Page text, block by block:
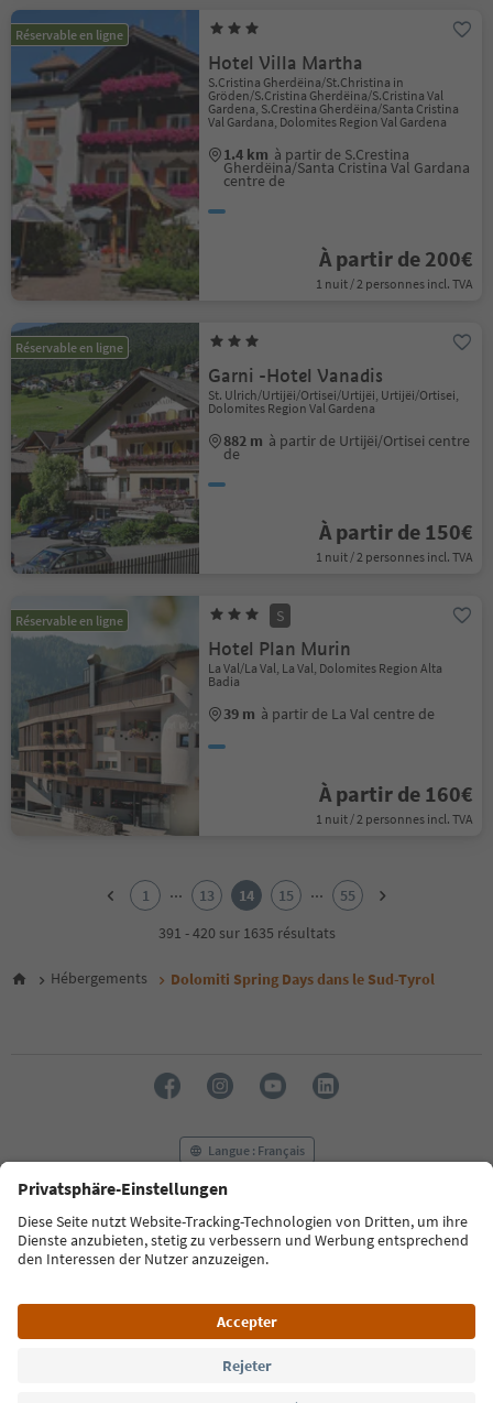
Réservable en ligne
Hotel Villa Martha
S.Cristina Gherdëina/St.Christina in
Gröden/S.Cristina Gherdëina/S.Cristina Val
Gardena, S.Crestina Gherdëina/Santa Cristina
Val Gardana, Dolomites Region Val Gardena
1.4 km à partir de S.Crestina
Gherdëina/Santa Cristina Val Gardana
centre de
À partir de 200€
1 nuit / 2 personnes incl. TVA
Réservable en ligne
Garni -Hotel Vanadis
St. Ulrich/Urtijëi/Ortisei/Urtijëi, Urtijëi/Ortisei,
Dolomites Region Val Gardena
882 m à partir de Urtijëi/Ortisei centre
de
À partir de 150€
1 nuit / 2 personnes incl. TVA
Réservable en ligne S
Hotel Plan Murin
La Val/La Val, La Val, Dolomites Region Alta
Badia
39 m à partir de La Val centre de
À partir de 160€
1 nuit / 2 personnes incl. TVA
6
16
17
18
19
21
1 ... 13 14 15 ...
55
391 - 420 sur 1635 résultats
Hébergements Dolomiti Spring Days dans le Sud-Tyrol
Langue : Français
FAQ Contactez-nous Presse
MICE
Politique de confidentialité
Conditions générales
Empreinte
Déclaration d’accessibilité South Tyrol B2B
© 2026 IDM Südtirol